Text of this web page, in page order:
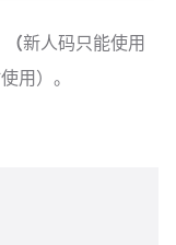
（新人码只能使用
用）。